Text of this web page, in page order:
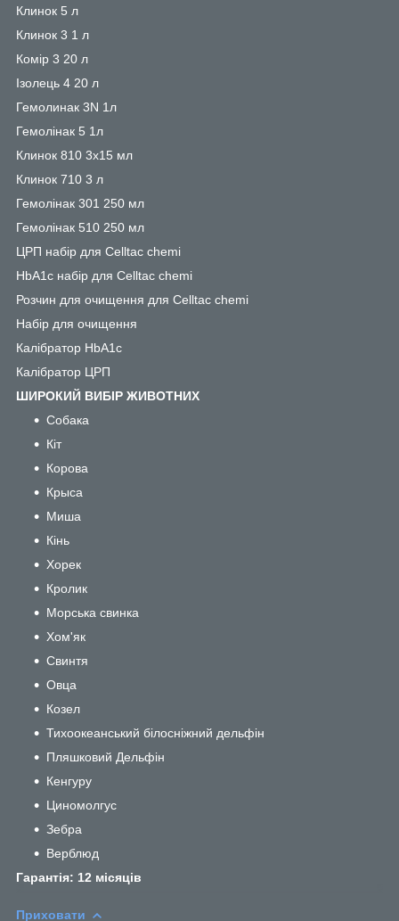
Клинок 5 л
Клинок 3 1 л
Комір 3 20 л
Ізолець 4 20 л
Гемолинак 3N 1л
Гемолінак 5 1л
Клинок 810 3х15 мл
Клинок 710 3 л
Гемолінак 301 250 мл
Гемолінак 510 250 мл
ЦРП набір для Celltac chemi
HbA1c набір для Celltac chemi
Розчин для очищення для Celltac chemi
Набір для очищення
Калібратор HbA1c
Калібратор ЦРП
ШИРОКИЙ ВИБІР ЖИВОТНИХ
Собака
Кіт
Корова
Крыса
Миша
Кінь
Хорек
Кролик
Морська свинка
Хом'як
Свинтя
Овца
Козел
Тихоокеанський білосніжний дельфін
Пляшковий Дельфін
Кенгуру
Циномолгус
Зебра
Верблюд
Гарантія: 12 місяців
Приховати